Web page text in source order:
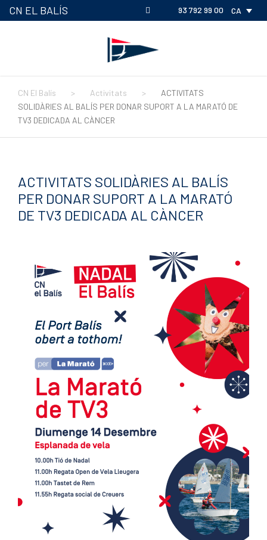
CN EL BALÍS 93 792 99 00 CA
CN El Balís > Activitats >
ACTIVITATS
SOLIDÀRIES AL BALÍS PER DONAR SUPORT A LA MARATÓ DE
TV3 DEDICADA AL CÀNCER
ACTIVITATS SOLIDÀRIES AL BALÍS
PER DONAR SUPORT A LA MARATÓ
DE TV3 DEDICADA AL CÀNCER